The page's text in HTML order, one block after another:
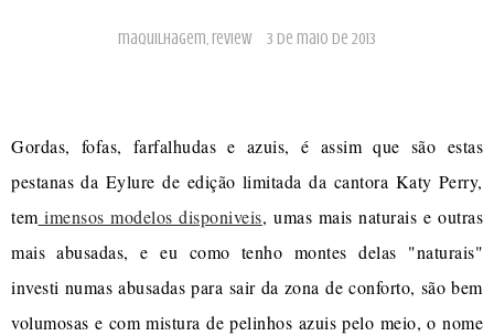
maquilhagem, review 3 de maio de 2013
Gordas, fofas, farfalhudas e azuis, é assim que são estas
pestanas da Eylure de edição limitada da cantora Katy Perry,
temimensos modelos disponiveis, umas mais naturais e outras
mais abusadas, e eu como tenho montes delas "naturais"
investi numas abusadas para sair da zona de conforto, são bem
volumosas e com mistura de pelinhos azuis pelo meio, o nome